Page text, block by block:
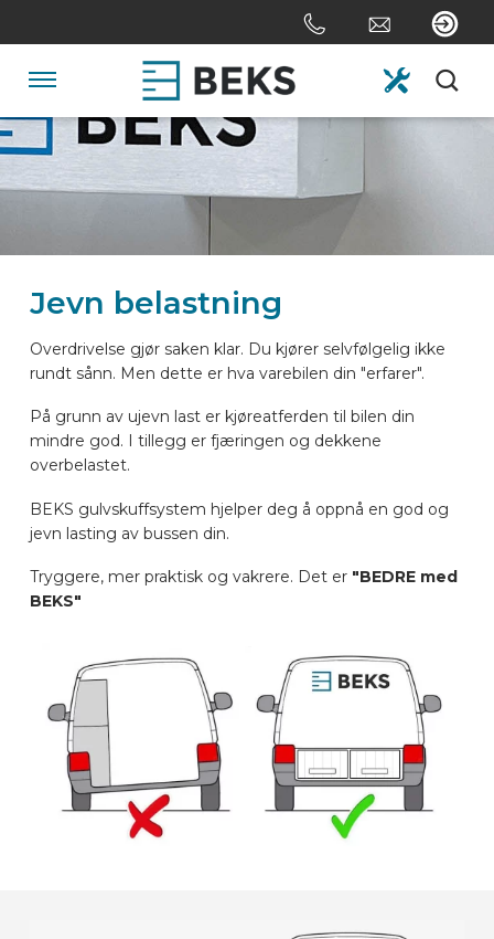
to
content
Jump
HOME
SYSTEMER
SKREDDERSYDD
SEKTORER
BILMERKER
KONTAKT
KJØRETØYUTSTYR ONLINE
NO
Jevn belastning
Overdrivelse gjør saken klar. Du kjører selvfølgelig ikke
rundt sånn. Men dette er hva varebilen din "erfarer".
På grunn av ujevn last er kjøreatferden til bilen din
mindre god. I tillegg er fjæringen og dekkene
overbelastet.
BEKS gulvskuffsystem hjelper deg å oppnå en god og
jevn lasting av bussen din.
Tryggere, mer praktisk og vakrere. Det er "BEDRE med
BEKS"